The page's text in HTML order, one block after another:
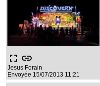
fullscreen link
Jesus Forain
Envoyée 15/07/2013 11:21